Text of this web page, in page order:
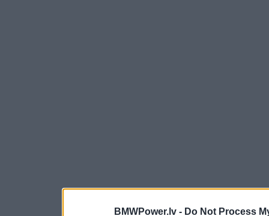
BMWPower.lv - Do Not Process